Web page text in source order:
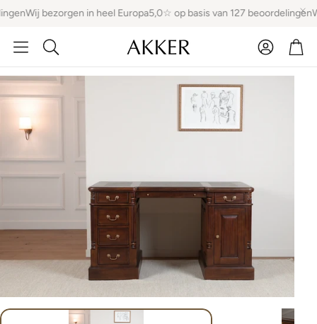
Wij bezorgen in heel Europa5,0☆ op basis van 127 beoordelingen
Zoeken
Account